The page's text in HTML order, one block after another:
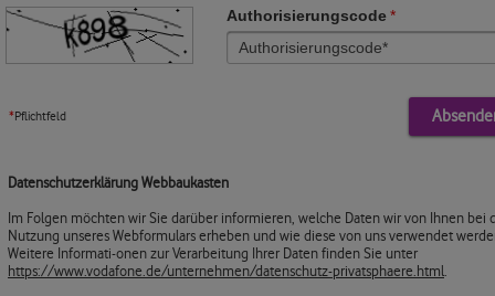
Authorisierungscode*
*Pflichtfeld
Datenschutzerklärung Webbaukasten
Im Folgen möchten wir Sie darüber informieren, welche Daten wir von Ihnen bei
Nutzung unseres Webformulars erheben und wie diese von uns verwendet
Weitere Informati-onen zur Verarbeitung Ihrer Daten finden Sie unter
https://www.vodafone.de/unternehmen/datenschutz-privatsphaere.html